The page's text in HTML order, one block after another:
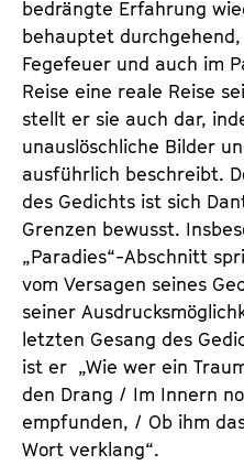
bedrängte Erfahrung
behauptet
Fegefeuer und auch im
Reise eine reale Reise
stellt er sie auch dar,
unauslöschliche Bilder
ausführlich beschreibt.
des Gedichts ist sich
Grenzen bewusst.
„Paradies“-Abschnitt
vom Versagen seines
seiner
letzten Gesang des
ist er „Wie wer ein
den Drang / Im Innern
empfunden, / Ob ihm
Wort verklang“.